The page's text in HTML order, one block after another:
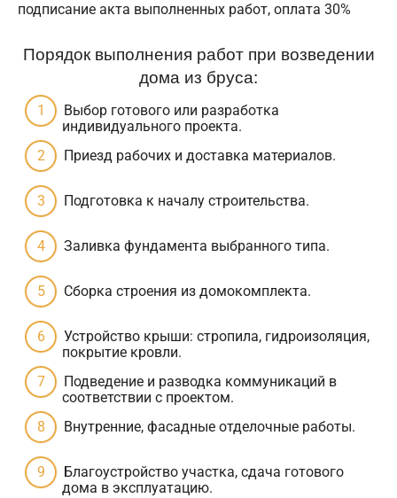
подписание акта выполненных работ, оплата 30%
Порядок выполнения работ при возведении
дома из бруса:
Выбор готового или разработка
индивидуального проекта.
Приезд рабочих и доставка материалов.
Подготовка к началу строительства.
Заливка фундамента выбранного типа.
Сборка строения из домокомплекта.
Устройство крыши: стропила, гидроизоляция,
покрытие кровли.
Подведение и разводка коммуникаций в
соответствии с проектом.
Внутренние, фасадные отделочные работы.
Благоустройство участка, сдача готового
дома в эксплуатацию.